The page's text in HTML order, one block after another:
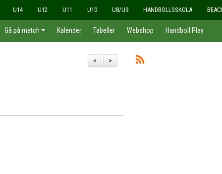
U14 U12 U11 U10 U8/U9 HANDBOLLSSKOLA
Gå på match Kalender Tabeller Webshop Handboll Play
>
<